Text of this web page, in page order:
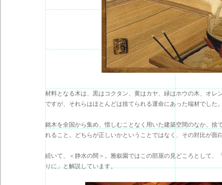
材料となる木は、黒はコクタン、黄はカヤ、緑はホウの木、オ
ですが、それらはほとんどは捨てられる運命にあった端材でした
銘木を全国から集め、惜しむことなく用いた建築空間のなか、
れること。どちらが正しいかということではなく、その対比が面
続いて、＜静水の間＞。雅叙園ではこの部屋の見どころとして
りに」と解説しています。